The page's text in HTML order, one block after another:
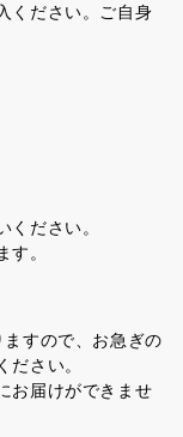
ください。ご自身
ください。
す。
すので、お急ぎの
ださい。
お届けができませ